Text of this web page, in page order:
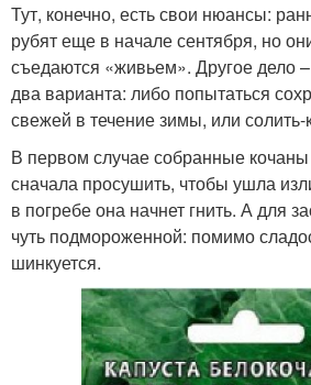
Тут, конечно, есть свои нюансы:
рубят еще в начале сентября, но
съедаются «живьем». Другое дело
два варианта: либо попытаться
свежей в течение зимы, или солить-
В первом случае собранные
сначала просушить, чтобы ушла
в погребе она начнет гнить. А для
чуть подмороженной: помимо
шинкуется.